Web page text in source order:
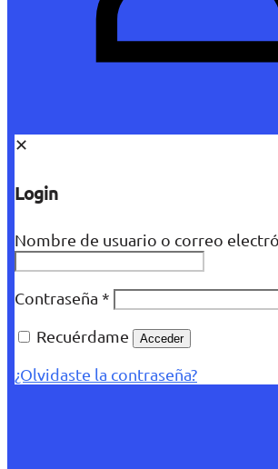
✕
Login
Nombre de usuario o correo
Contraseña *
Recuérdame
Acceder
¿Olvidaste la contraseña?